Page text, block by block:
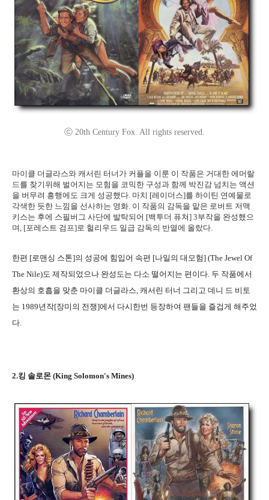
ⓒ 20th Century Fox. All rights reserved.
마이클 더글라스와 캐서린 터너가 커플을 이룬 이 작품은 거대한 에머랄
드를 찾기위해 벌어지는 모험을 코믹한 구성과 함께 박진감 넘치는 액션
을 버무려 흥행에도 크게 성공했다. 마치 [레이더스]를 하이틴 연예물로
각색한 듯한 느낌을 선사하는 영화. 이 작품의 감독을 맡은 로버트 저맥
키스는 후에 스필버그 사단에 발탁되어 [백투더 퓨쳐] 3부작을 완성했으
며, [포레스트 검프]로 헐리우드 일급 감독의 반열에 올랐다.
한편 [로맨싱 스톤]의 성공에 힘입어 속편 [나일의 대모험] (The Jewel Of
The Nile)도 제작되었으나 완성도는 다소 떨어지는 편이다. 두 작품에서
환상의 호흡을 맞춘 마이클 더글라스, 캐서린 터너 그리고 데니 드 비토
는 1989년작[장미의 전쟁]에서 다시한번 등장하여 팬들을 즐겁게 해주었
다.
2.킹 솔로몬 (King Solomon's Mines)